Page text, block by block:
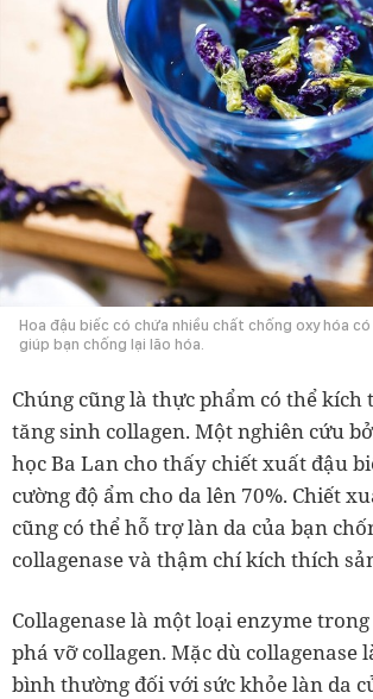
Hoa đậu biếc có chứa nhiều chất chống oxy hóa
giúp bạn chống lại lão hóa.
Chúng cũng là thực phẩm có thể kích
tăng sinh collagen. Một nghiên cứu
học Ba Lan cho thấy chiết xuất đậu
cường độ ẩm cho da lên 70%. Chiết
cũng có thể hỗ trợ làn da của bạn
collagenase và thậm chí kích thích
Collagenase là một loại enzyme
phá vỡ collagen. Mặc dù collagenase
bình thường đối với sức khỏe làn da